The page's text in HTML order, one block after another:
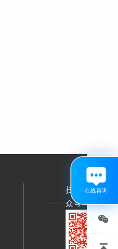
扫码关注公
众号

在线咨询

关注